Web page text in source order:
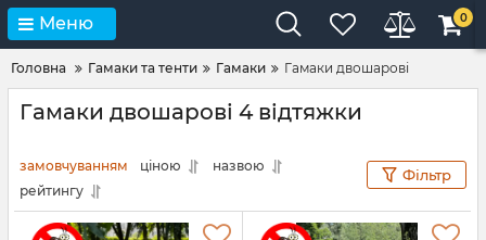
Меню 0
Головна Гамаки та тенти Гамаки Гамаки двошарові
Гамаки двошарові 4 відтяжки
замовчуванням ціною
назвою
рейтингу
Фільтр